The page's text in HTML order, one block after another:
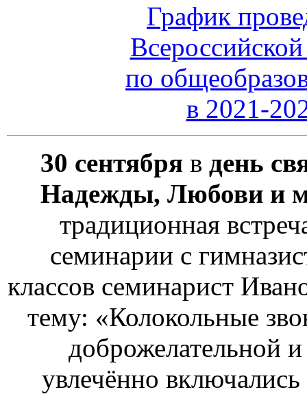
График
по
в 2021-
30 сентября в день
Надежды, Любови и
традиционная
семинарии с
классов семинарист
тему: «Колокольные
доброжелательной
увлечённо